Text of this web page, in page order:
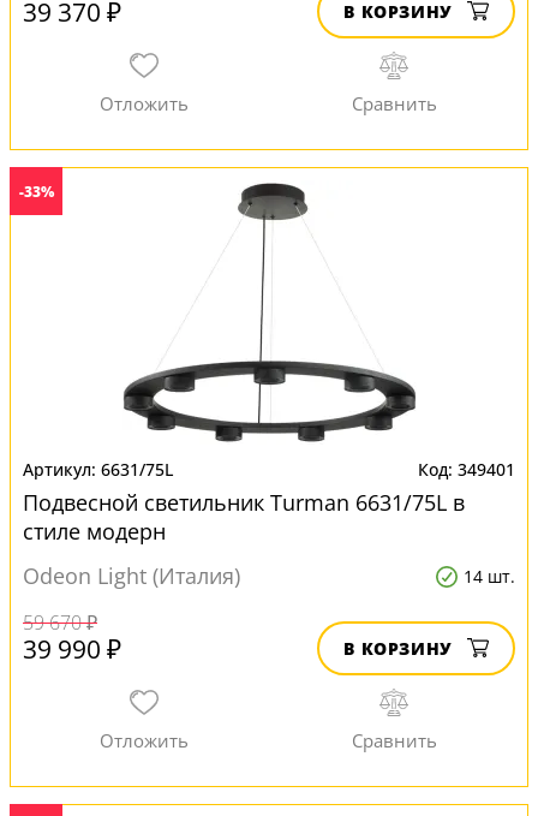
39 370 ₽ В КОРЗИНУ
-33%
6631/75L 349401
Подвесной светильник Turman 6631/75L в
стиле модерн
Odeon Light (Италия)
14 шт.
59 670 ₽
39 990 ₽ В КОРЗИНУ